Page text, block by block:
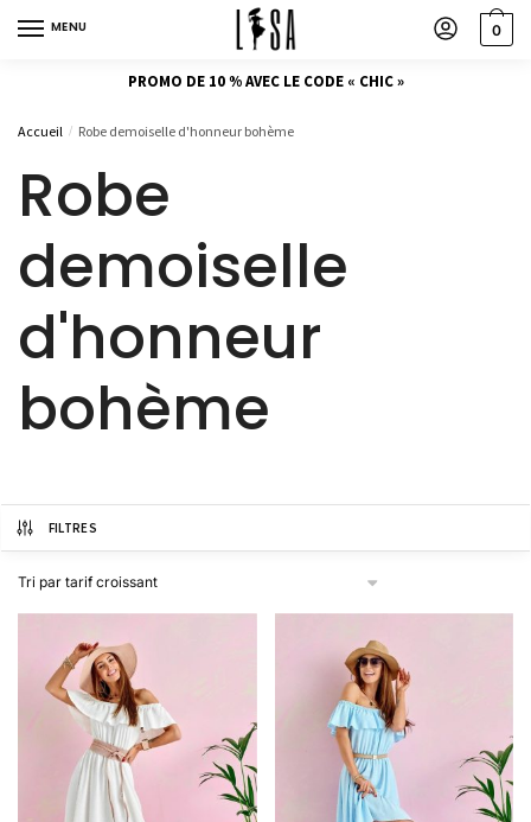
MENU 0
PROMO DE 10 % AVEC LE CODE « CHIC »
Accueil / Robe demoiselle d'honneur bohème
Robe
demoiselle
d'honneur
bohème
FILTRES